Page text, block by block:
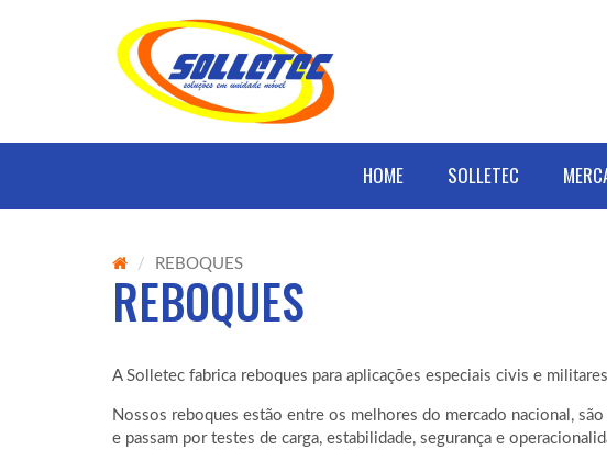
HOME SOLLETEC
REBOQUES
REBOQUES
A Solletec fabrica reboques para aplicações especiais civis e
Nossos reboques estão entre os melhores do mercado nacional,
e passam por testes de carga, estabilidade, segurança e